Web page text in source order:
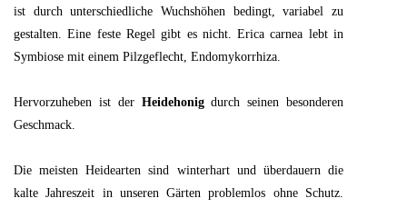
ist durch unterschiedliche Wuchshöhen bedingt, variabel zu
gestalten. Eine feste Regel gibt es nicht. Erica carnea lebt in
Symbiose mit einem Pilzgeflecht, Endomykorrhiza.
Hervorzuheben ist der Heidehonigdurch seinen besonderen
Geschmack.
Die meisten Heidearten sind winterhart und überdauern die
kalte Jahreszeit in unseren Gärten problemlos ohne Schutz.